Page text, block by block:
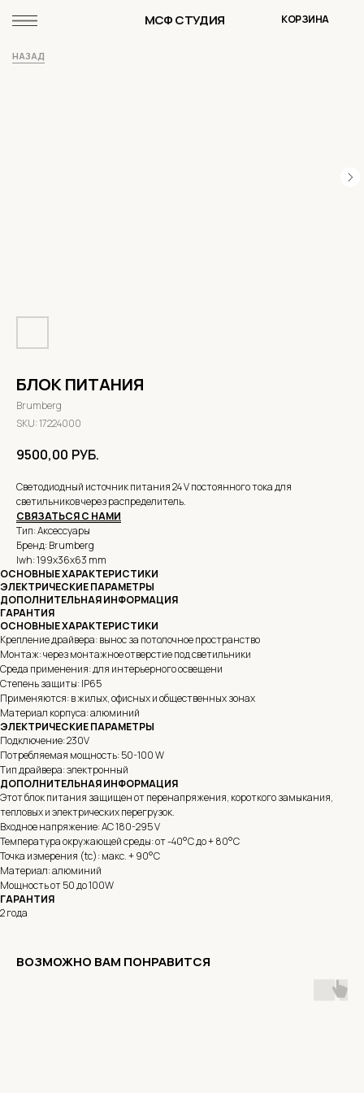
МСФ СТУДИЯ КОРЗИНА
НАЗАД
БЛОК ПИТАНИЯ
Brumberg
SKU:17224000
9500,00 РУБ.
Светодиодный источник питания 24 V постоянного тока для
светильников через распределитель.
СВЯЗАТЬСЯ С НАМИ
Тип: Аксессуары
Бренд: Brumberg
lwh: 199x36x63 mm
ОСНОВНЫЕ ХАРАКТЕРИСТИКИ
ЭЛЕКТРИЧЕСКИЕ ПАРАМЕТРЫ
ДОПОЛНИТЕЛЬНАЯ ИНФОРМАЦИЯ
ГАРАНТИЯ
ОСНОВНЫЕ ХАРАКТЕРИСТИКИ
Крепление драйвера: вынос за потолочное пространство
Монтаж: через монтажное отверстие под светильники
Среда применения: для интерьерного освещени
Степень защиты: IP65
Применяются: в жилых, офисных и общественных зонах
Материал корпуса: алюминий
ЭЛЕКТРИЧЕСКИЕ ПАРАМЕТРЫ
Подключение: 230V
Потребляемая мощность: 50-100 W
Тип драйвера: электронный
ДОПОЛНИТЕЛЬНАЯ ИНФОРМАЦИЯ
Этот блок питания защищен от перенапряжения, короткого замыкания,
тепловых и электрических перегрузок.
Входное напряжение: AC 180-295 V
Температура окружающей среды: от -40°C до + 80°C
Точка измерения (tc): макс. + 90°С
Материал: алюминий
Мощность от 50 до 100W
ГАРАНТИЯ
2 года
ВОЗМОЖНО ВАМ ПОНРАВИТСЯ